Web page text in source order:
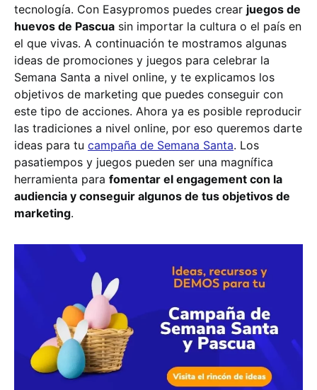
tecnología. Con Easypromos puedes crear juegos de
huevos de Pascua sin importar la cultura o el país en
el que vivas. A continuación te mostramos algunas
ideas de promociones y juegos para celebrar la
Semana Santa a nivel online, y te explicamos los
objetivos de marketing que puedes conseguir con
este tipo de acciones. Ahora ya es posible reproducir
las tradiciones a nivel online, por eso queremos darte
ideas para tu campaña de Semana Santa. Los
pasatiempos y juegos pueden ser una magnífica
herramienta para fomentar el engagement con la
audiencia y conseguir algunos de tus objetivos de
marketing.